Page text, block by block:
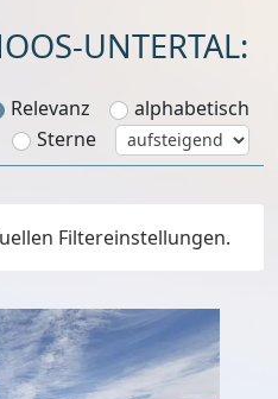
Relevanz
alphabetisch
Sterne
Filtereinstellungen.